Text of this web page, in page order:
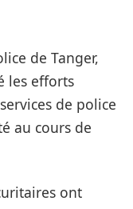
de Tanger,
les efforts
de police
au cours de
ont